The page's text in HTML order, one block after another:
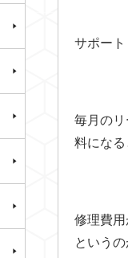
サポー
毎月の
料にな
修理費
という